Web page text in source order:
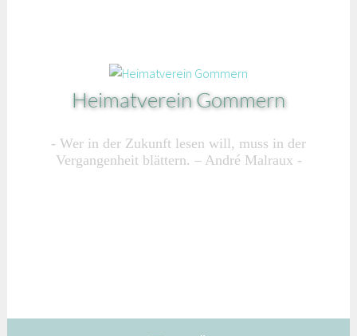
Heimatverein Gommern
Wer in der Zukunft lesen will, muss in der
Vergangenheit blättern. – André Malraux